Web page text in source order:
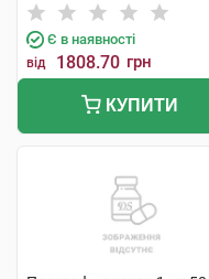
Є в наявності
від 1808.70 грн
КУПИТИ